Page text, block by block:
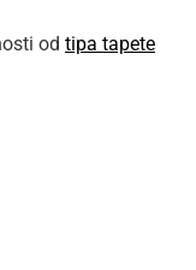
od tipa tapete